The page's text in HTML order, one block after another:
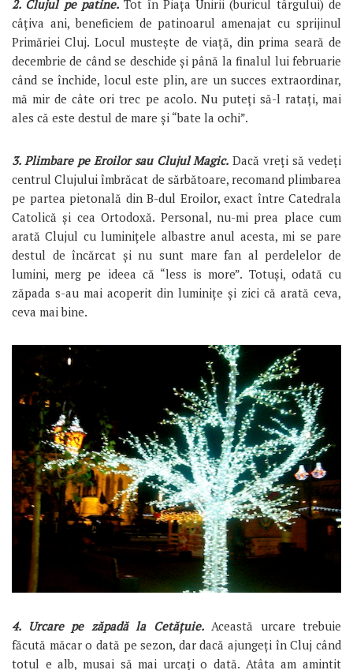
2. Clujul pe patine.Tot în Piața Unirii (buricul târgului) de
câțiva ani, beneficiem de patinoarul amenajat cu sprijinul
Primăriei Cluj. Locul mustește de viață, din prima seară de
decembrie de când se deschide și până la finalul lui februarie
când se închide, locul este plin, are un succes extraordinar,
mă mir de câte ori trec pe acolo. Nu puteți să-l ratați, mai
ales că este destul de mare și “bate la ochi”.
3. Plimbare pe Eroilor sau Clujul Magic. Dacă vreți să vedeți
centrul Clujului îmbrăcat de sărbătoare, recomand plimbarea
pe partea pietonală din B-dul Eroilor, exact între Catedrala
Catolică și cea Ortodoxă. Personal, nu-mi prea place cum
arată Clujul cu luminițele albastre anul acesta, mi se pare
destul de încărcat și nu sunt mare fan al perdelelor de
lumini, merg pe ideea că “less is more”. Totuși, odată cu
zăpada s-au mai acoperit din luminițe și zici că arată ceva,
ceva mai bine.
4. Urcare pe zăpadă la Cetățuie.Această urcare trebuie
făcută măcar o dată pe sezon, dar dacă ajungeți în Cluj când
totul e alb, musai să mai urcați o dată. Atâta am amintit